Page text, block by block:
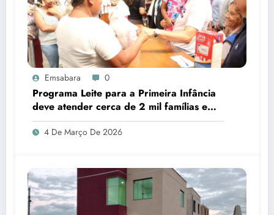
Emsabara 0
Programa Leite para a Primeira Infância
deve atender cerca de 2 mil famílias em
Sabará
4 De Março De 2026